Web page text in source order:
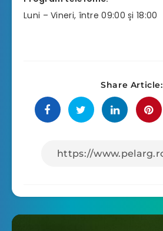
Luni – Vineri, între 09:00 și 18:00
Share Article: